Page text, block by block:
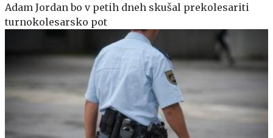
Adam Jordan bo v petih dneh skušal prekolesariti
turnokolesarsko pot